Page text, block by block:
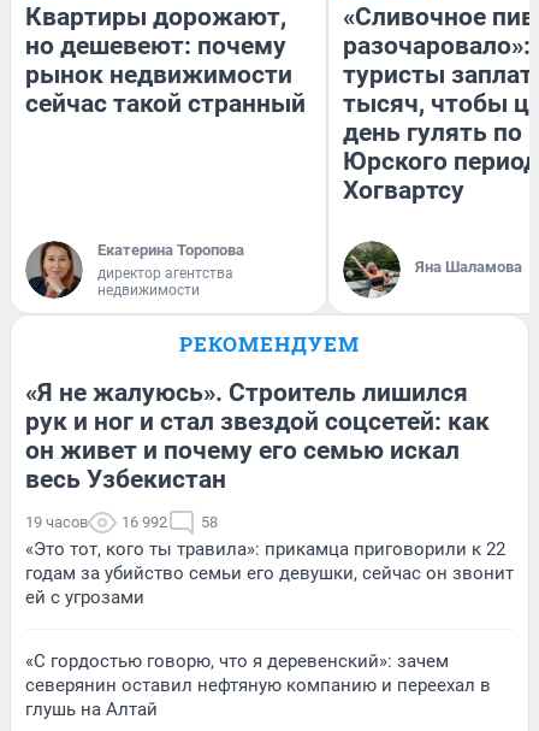
Квартиры дорожают,
но дешевеют: почему
рынок недвижимости
сейчас такой странный
Екатерина Торопова
директор агентства
недвижимости
«Сливочное
разочаровало»:
туристы
тысяч, чтобы
день гулять по
Юрского
Хогвартсу
Яна Шаламова
РЕКОМЕНДУЕМ
«Я не жалуюсь». Строитель лишился
рук и ног и стал звездой соцсетей: как
он живет и почему его семью искал
весь Узбекистан
19 часов 16 992 58
«Это тот, кого ты травила»: прикамца приговорили к 22
годам за убийство семьи его девушки, сейчас он звонит
ей с угрозами
«С гордостью говорю, что я деревенский»: зачем
северянин оставил нефтяную компанию и переехал в
глушь на Алтай